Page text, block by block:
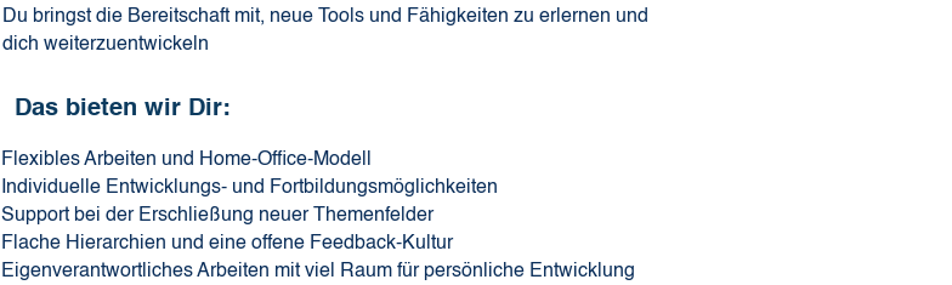
Du bringst die Bereitschaft mit, neue Tools und Fähigkeiten zu erlernen und
dich weiterzuentwickeln
Das bieten wir Dir:
Flexibles Arbeiten und Home-Office-Modell
Individuelle Entwicklungs- und Fortbildungsmöglichkeiten
Support bei der Erschließung neuer Themenfelder
Flache Hierarchien und eine offene Feedback-Kultur
Eigenverantwortliches Arbeiten mit viel Raum für persönliche Entwicklung